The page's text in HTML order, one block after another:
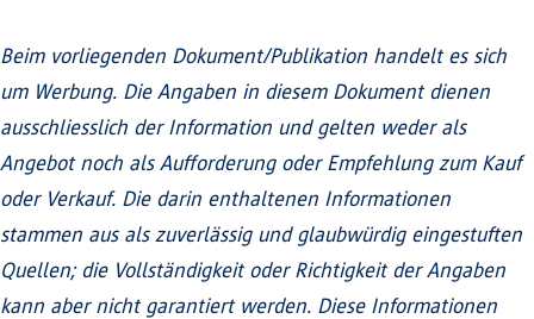
Beim vorliegenden Dokument/Publikation handelt es sich
um Werbung. Die Angaben in diesem Dokument dienen
ausschliesslich der Information und gelten weder als
Angebot noch als Aufforderung oder Empfehlung zum Kauf
oder Verkauf. Die darin enthaltenen Informationen
stammen aus als zuverlässig und glaubwürdig eingestuften
Quellen; die Vollständigkeit oder Richtigkeit der Angaben
kann aber nicht garantiert werden. Diese Informationen